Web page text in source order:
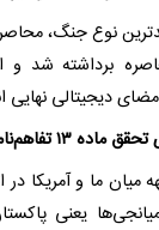
نوع جنگ،
برداشته شد و
دیجیتالی
هستیم
میان ما و آمریکا
یعنی